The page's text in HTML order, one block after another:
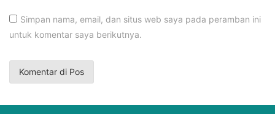
Simpan nama, email, dan situs web saya pada peramban ini
untuk komentar saya berikutnya.